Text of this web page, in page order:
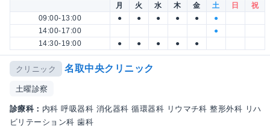
月 火 水 木 金 土 日
祝
09:00-13:00
● ● ● ● ●
●
14:00-17:00
●
14:30-19:00
● ● ● ● ●
クリニック 名取中央クリニック
土曜診察
診療科： 内科 呼吸器科 消化器科 循環器科 リウマチ科 整形外科 リハ
ビリテーション科 歯科